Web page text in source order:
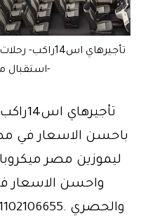
تأجيرهاي
-استقبال
واحسن الاسعار